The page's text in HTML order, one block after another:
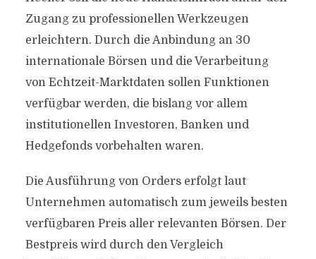
Zugang zu professionellen Werkzeugen
erleichtern. Durch die Anbindung an 30
internationale Börsen und die Verarbeitung
von Echtzeit-Marktdaten sollen Funktionen
verfügbar werden, die bislang vor allem
institutionellen Investoren, Banken und
Hedgefonds vorbehalten waren.
Die Ausführung von Orders erfolgt laut
Unternehmen automatisch zum jeweils besten
verfügbaren Preis aller relevanten Börsen. Der
Bestpreis wird durch den Vergleich